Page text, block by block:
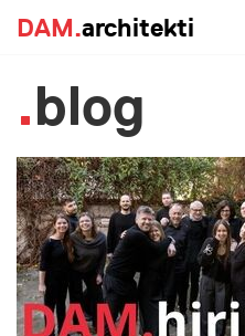
DAM.architekti
blog